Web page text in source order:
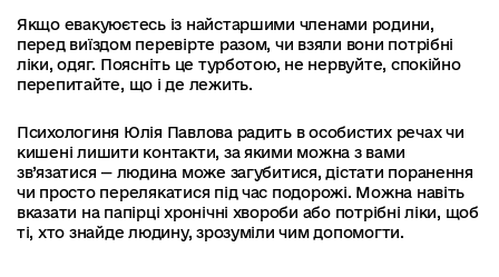
Якщо евакуюєтесь із найстаршими членами родини,
перед виїздом перевірте разом, чи взяли вони потрібні
ліки, одяг. Поясніть це турботою, не нервуйте, спокійно
перепитайте, що і де лежить.
Психологиня Юлія Павлова радить в особистих речах чи
кишені лишити контакти, за якими можна з вами
зв’язатися — людина може загубитися, дістати поранення
чи просто перелякатися під час подорожі. Можна навіть
вказати на папірці хронічні хвороби або потрібні ліки, щоб
ті, хто знайде людину, зрозуміли чим допомогти.